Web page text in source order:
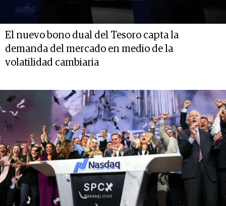
El nuevo bono dual del Tesoro capta la
demanda del mercado en medio de la
volatilidad cambiaria